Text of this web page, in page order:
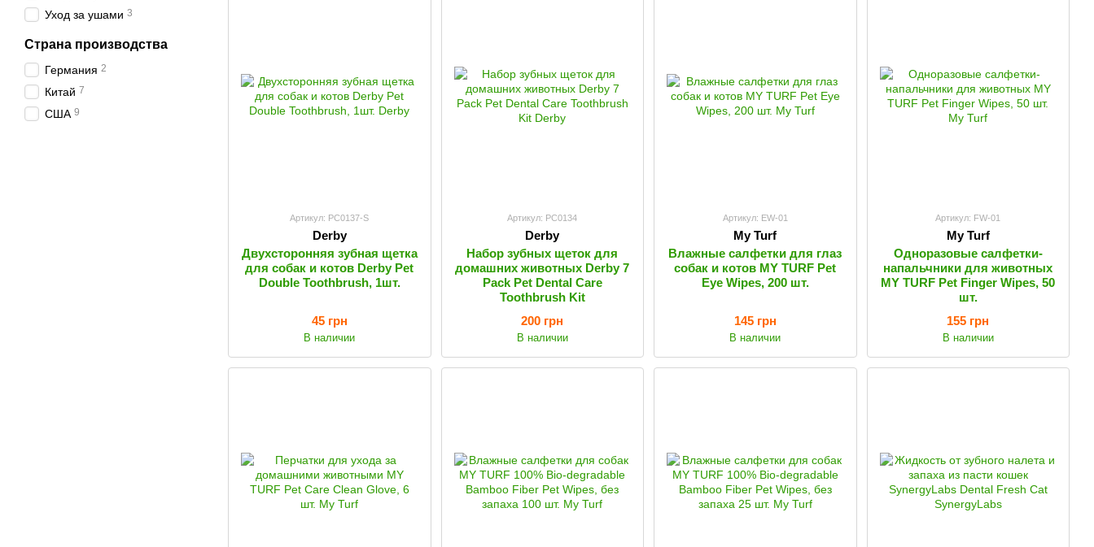
Артикул: PC0137-S
Derby
Двухсторонняя зубная щетка
для собак и котов Derby Pet
Double Toothbrush, 1шт.
45 грн
В наличии
Артикул: PC0134
Derby
Набор зубных щеток для
домашних животных Derby 7
Pack Pet Dental Care
Toothbrush Kit
200 грн
В наличии
Артикул: EW-01
My Turf
Влажные салфетки для глаз
собак и котов MY TURF Pet
Eye Wipes, 200 шт.
145 грн
В наличии
Артикул: FW-01
My Turf
Одноразовые салфетки-
напальчники для животных
MY TURF Pet Finger Wipes, 50
шт.
155 грн
В наличии
Уход за ушами 3
Страна производства
Германия 2
Китай 7
США 9